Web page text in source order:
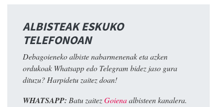
ALBISTEAK ESKUKO
TELEFONOAN
Debagoieneko albiste nabarmenenak eta azken
ordukoak Whatsapp edo Telegram bidez jaso gura
dituzu? Harpidetu zaitez doan!
WHATSAPP: Batu zaitezGoienaalbisteen kanalera.